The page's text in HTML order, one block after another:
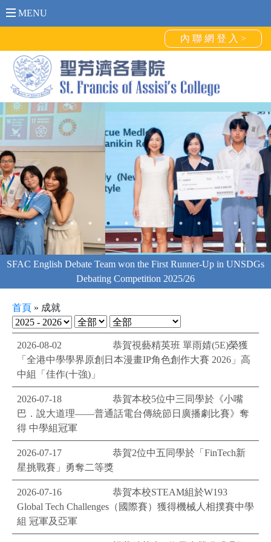
MENU
內 聯 網 登 入 >
恭賀4A 鍾兆永及6D 張燿錩分別獲頒葛量洪學界傑出運動員獎-
-新界地域十優運動員及單項傑出運動員(排球)
首頁 » 成就
2026-08-02
恭賀視藝精英班 單雨婧(5E)榮獲
「全港中學學界原創日本漫畫IP角色創作大賽 2026」高
中組「佳作(十強)」
2026-07-18
恭賀本校5位中三同學於《小嘴
巴．說大道理——普通話電台傳統節日廣播劇比賽》奪
得 中學組冠軍
2026-07-17
恭賀2位中五同學於「FinTech新
星挑戰賽」勇奪二等獎
2026-07-16
恭賀本校STEAM組於W193
Global Tech Challenges（國際賽）獲得機械人相撲賽中學
組 冠軍及亞軍